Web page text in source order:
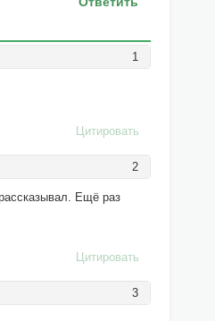
1
Цитировать
2
Ещё раз
Цитировать
3